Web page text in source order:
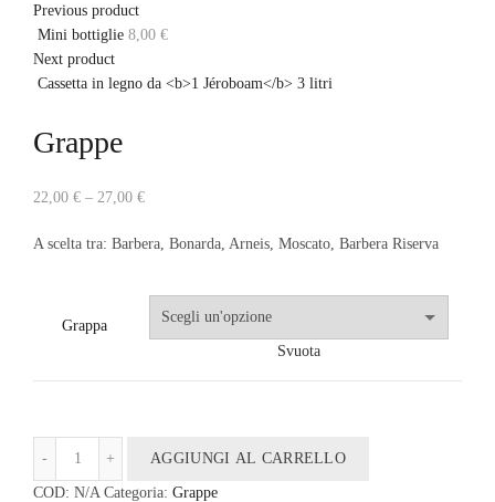
Previous product
Mini bottiglie 8,00 €
Next product
Cassetta in legno da <b>1 Jéroboam</b> 3 litri
Grappe
22,00 € – 27,00 €
A scelta tra: Barbera, Bonarda, Arneis, Moscato, Barbera Riserva
Grappa
Svuota
AGGIUNGI AL CARRELLO
COD: N/A Categoria: Grappe